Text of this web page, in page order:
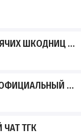
ШКОДНИЦ 18+
КАНАЛ!
ТГК